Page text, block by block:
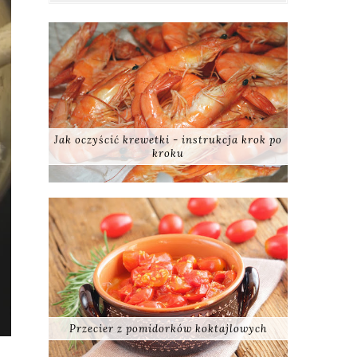
Jak oczyścić krewetki - instrukcja krok po
kroku
Przecier z pomidorków koktajlowych